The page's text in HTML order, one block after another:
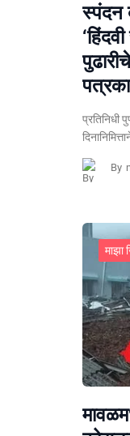
स्पंदन
प्रतिनिधी
By
माझा